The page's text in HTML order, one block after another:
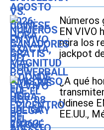
Números
EN VIVO
mira los
jackpot
¿A qué
Udinese
EE.UU.,